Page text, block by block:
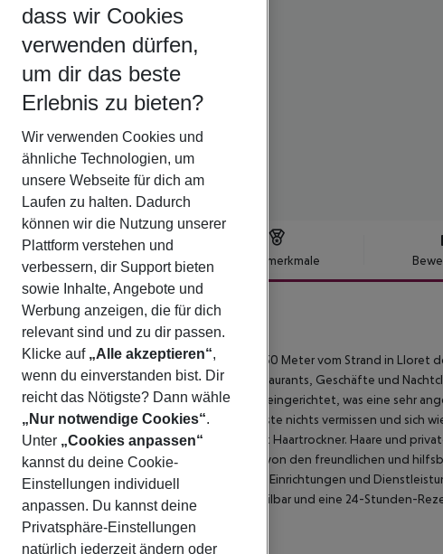
Hotelbeschreibung Hotelmerkmale
3
Sand Hotel ist ein Drei-Sterne-Hotel, nur 350 Meter vom Strand in Lloret
die Besucher können zahlreiche Bars, Restaurants, Geschäfte und
Stil und mit hochwertigen Materialien eingerichtet, was eine sehr
Zimmer sind voll ausgestattet, so dass Ihre Gäste nichts vermissen und sich
Klimaanlage, Sat-TV, Safe und Badezimmer mit Haartrockner. Haare und
sich für Gäste jeden Alters und werden von den freundlichen und
Gerichte in Form eines Buffets. Weitere Einrichtungen und
mit Terrasse, Internetzugang, eine Cocktailbar und eine 24-Stunden-
dass wir Cookies
verwenden dürfen,
um dir das beste
Erlebnis zu bieten?
Wir verwenden Cookies und
ähnliche Technologien, um
unsere Webseite für dich am
Laufen zu halten. Dadurch
können wir die Nutzung unserer
Plattform verstehen und
verbessern, dir Support bieten
sowie Inhalte, Angebote und
Werbung anzeigen, die für dich
relevant sind und zu dir passen.
Klicke auf „Alle akzeptieren“,
wenn du einverstanden bist. Dir
reicht das Nötigste? Dann wähle
„Nur notwendige Cookies“.
Unter „Cookies anpassen“
kannst du deine Cookie-
Einstellungen individuell
anpassen. Du kannst deine
Privatsphäre-Einstellungen
natürlich jederzeit ändern oder